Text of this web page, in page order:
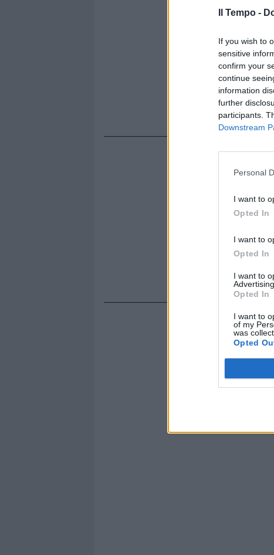
Il Tempo -
If you wish to
sensitive
confirm your
continue
information
further
participants.
Downstream
Personal
I want to
Opted In
I want to
Opted In
I want to
Advertising.
Opted In
I want to
of my
was
Opted